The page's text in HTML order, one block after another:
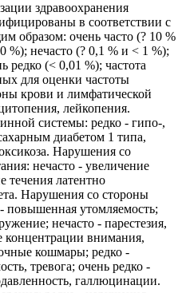
здравоохранения
в соответствии с
образом: очень часто (? 10 %
%); нечасто (? 0,1 % и < 1 %);
редко (< 0,01 %); частота
для оценки частоты
крови и лимфатической
лейкопения.
системы: редко - гипо-,
диабетом 1 типа,
Нарушения со
нечасто - увеличение
течения латентно
Нарушения со стороны
повышенная утомляемость;
нечасто - парестезия,
концентрации внимания,
кошмары; редко -
тревога; очень редко -
галлюцинации.